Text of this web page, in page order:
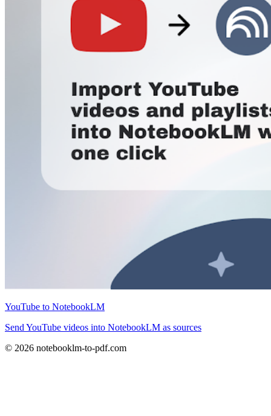
YouTube to NotebookLM
Send YouTube videos into NotebookLM as sources
© 2026 notebooklm-to-pdf.com